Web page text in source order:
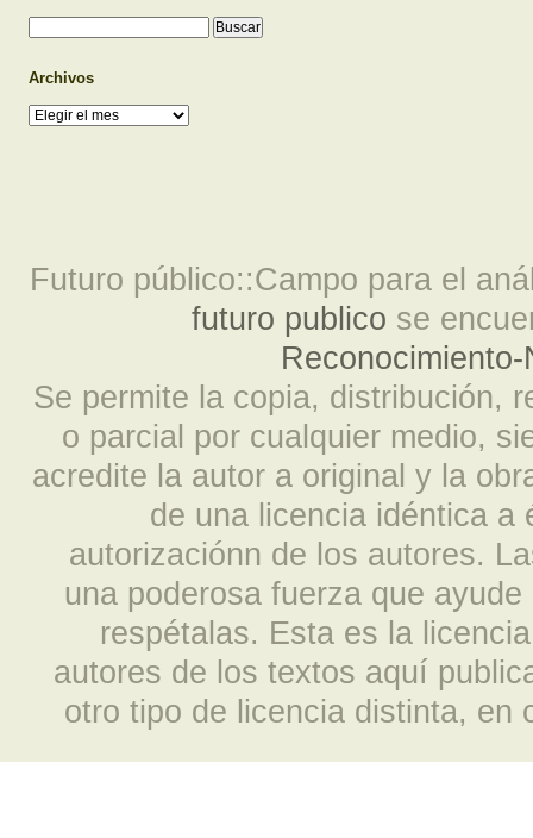
Archivos
Archivos
Futuro público::Campo para el
futuro publico se
Se permite la copia, distribución,
o parcial por cualquier medio,
acredite la autor a original y la
de una licencia idéntica a
autorizaciónn de los autores.
una poderosa fuerza que
respétalas. Esta es la
autores de los textos aquí
otro tipo de licencia distinta, en